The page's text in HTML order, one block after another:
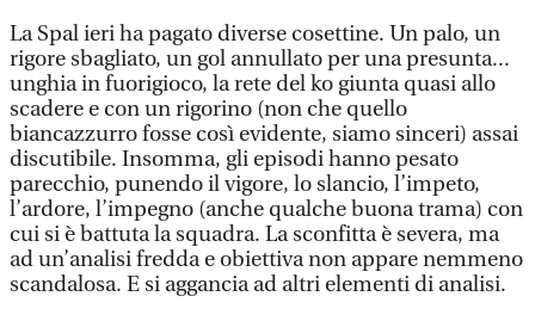
La Spal ieri ha pagato diverse cosettine. Un palo, un
rigore sbagliato, un gol annullato per una presunta...
unghia in fuorigioco, la rete del ko giunta quasi allo
scadere e con un rigorino (non che quello
biancazzurro fosse così evidente, siamo sinceri) assai
discutibile. Insomma, gli episodi hanno pesato
parecchio, punendo il vigore, lo slancio, l’impeto,
l’ardore, l’impegno (anche qualche buona trama) con
cui si è battuta la squadra. La sconfitta è severa, ma
ad un’analisi fredda e obiettiva non appare nemmeno
scandalosa. E si aggancia ad altri elementi di analisi.